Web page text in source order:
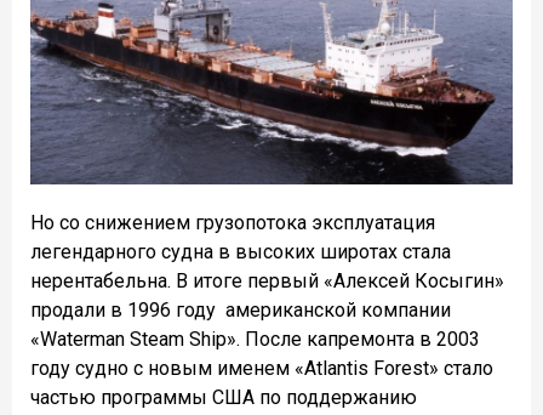
Но со снижением грузопотока эксплуатация
легендарного судна в высоких широтах стала
нерентабельна. В итоге первый «Алексей Косыгин»
продали в 1996 году американской компании
«Waterman Steam Ship». После капремонта в 2003
году судно с новым именем «Atlantis Forest» стало
частью программы США по поддержанию